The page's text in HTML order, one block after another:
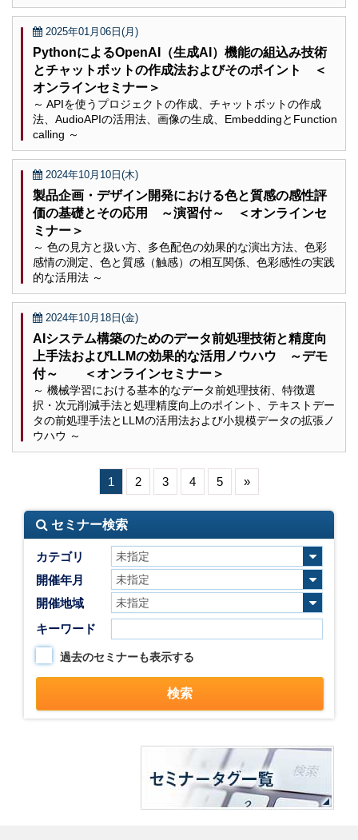
2025年01月06日(月)
PythonによるOpenAI（生成AI）機能の組込み技術
とチャットボットの作成法およびそのポイント ＜
オンラインセミナー＞
～ APIを使うプロジェクトの作成、チャットボットの作成
法、AudioAPIの活用法、画像の生成、EmbeddingとFunction
calling ～
2024年10月10日(木)
製品企画・デザイン開発における色と質感の感性評
価の基礎とその応用 ～演習付～ ＜オンラインセ
ミナー＞
～ 色の見方と扱い方、多色配色の効果的な演出方法、色彩
感情の測定、色と質感（触感）の相互関係、色彩感性の実践
的な活用法 ～
2024年10月18日(金)
AIシステム構築のためのデータ前処理技術と精度向
上手法およびLLMの効果的な活用ノウハウ ～デモ
付～ ＜オンラインセミナー＞
～ 機械学習における基本的なデータ前処理技術、特徴選
択・次元削減手法と処理精度向上のポイント、テキストデー
タの前処理手法とLLMの活用法および小規模データの拡張ノ
ウハウ ～
1 2 3 4 5 »
セミナー検索
カテゴリ
開催年月
開催地域
キーワード
過去のセミナーも表示する